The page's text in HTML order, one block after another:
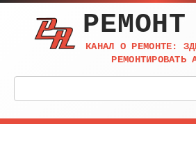
Перейти
контенту
КАНАЛ О РЕМОНТЕ:
РЕМОНТИРОВАТЬ
Поиск: